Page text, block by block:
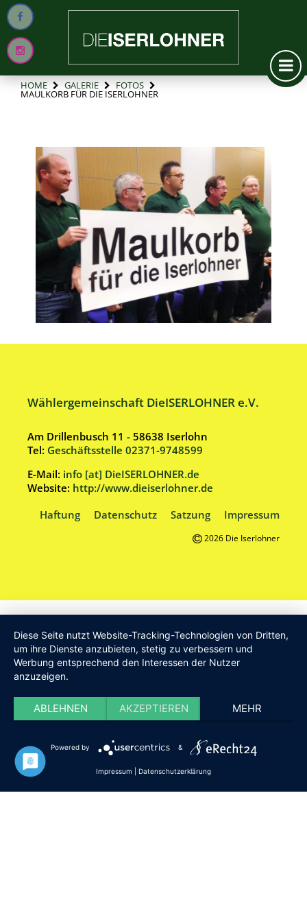
HOME GALERIE FOTOS
MAULKORB FÜR DIE ISERLOHNER
Wählergemeinschaft DieISERLOHNER e.V.
Am Drillenbusch 11 - 58638 Iserlohn
Tel: Geschäftsstelle 02371-9748599
E-Mail: info [at] DieISERLOHNER.de
Website: http://www.dieiserlohner.de
Haftung
Datenschutz Satzung Impressum
2026 Die Iserlohner
Diese Seite nutzt Website-Tracking-Technologien von Dritten,
um ihre Dienste anzubieten, stetig zu verbessern und
Werbung entsprechend den Interessen der Nutzer
anzuzeigen.
ABLEHNEN AKZEPTIEREN MEHR
Powered by &
Impressum Datenschutzerklärung